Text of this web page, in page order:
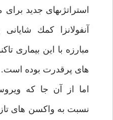
استراتژىهاى جديد
آنفولانزا كمك
مبارزه با اين بيمارى
هاى پرقدرت بوده است.
اما از آن جا كه
نسبت به واكسن هاى